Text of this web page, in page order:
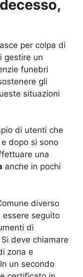
per colpa di
gestire un
funebri
gli
situazioni
di utenti che
dopo si sono
una
anche in pochi
diverso
seguito
di
deve chiamare
zona e
un secondo